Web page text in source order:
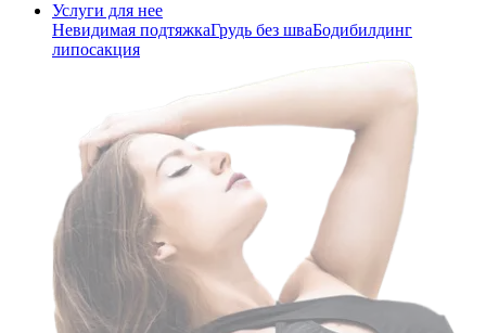
Услуги для нее
Невидимая подтяжкаГрудь без шваБодибилдинг
липосакция